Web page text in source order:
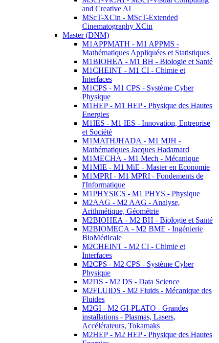
and Creative AI
MScT-XCin - MScT-Extended
Cinematography XCin
Master (DNM)
M1APPMATH - M1 APPMS -
Mathématiques Appliquées et Statistiques
M1BIOHEA - M1 BH - Biologie et Santé
M1CHEINT - M1 CI - Chimie et
Interfaces
M1CPS - M1 CPS - Système Cyber
Physique
M1HEP - M1 HEP - Physique des Hautes
Energies
M1IES - M1 IES - Innovation, Entreprise
et Société
M1MATHJHADA - M1 MJH -
Mathématiques Jacques Hadamard
M1MECHA - M1 Mech - Mécanique
M1MIE - M1 MiE - Master en Economie
M1MPRI - M1 MPRI - Fondements de
l'Informatique
M1PHYSICS - M1 PHYS - Physique
M2AAG - M2 AAG - Analyse,
Arithmétique, Géométrie
M2BIOHEA - M2 BH - Biologie et Santé
M2BIOMECA - M2 BME - Ingénierie
BioMédicale
M2CHEINT - M2 CI - Chimie et
Interfaces
M2CPS - M2 CPS - Système Cyber
Physique
M2DS - M2 DS - Data Science
M2FLUIDS - M2 Fluids - Mécanique des
Fluides
M2GI - M2 GI-PLATO - Grandes
installations - Plasmas, Lasers,
Accélérateurs, Tokamaks
M2HEP - M2 HEP - Physique des Hautes